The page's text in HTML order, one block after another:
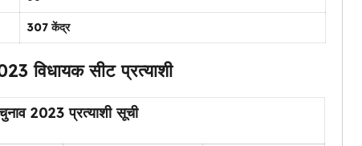
307 केंद्र
विधायक सीट प्रत्याशी
2023 प्रत्याशी सूची